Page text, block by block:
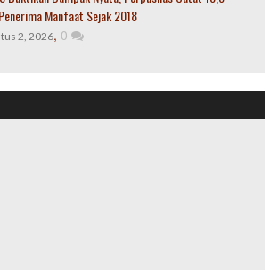
Manfaat Sejak 2018
2, 2026, 0